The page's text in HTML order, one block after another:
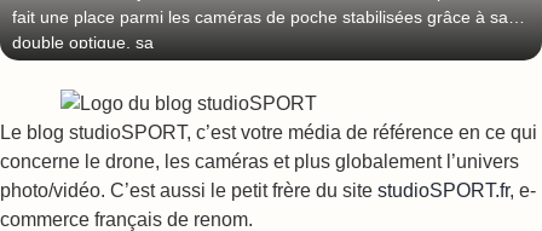
fait une place parmi les caméras de poche stabilisées grâce à sa
double optique, sa
Le blog studioSPORT, c’est votre média de référence en ce qui
concerne le drone, les caméras et plus globalement l’univers
photo/vidéo. C’est aussi le petit frère du site studioSPORT.fr, e-
commerce français de renom.